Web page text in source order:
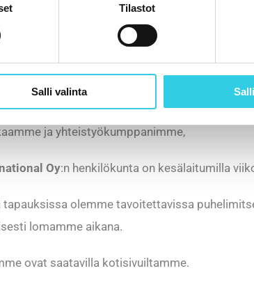
Tilastot
Salli valinta
ja yhteistyökumppanimme,
Oy:n henkilökunta on kesälaitumilla
tapauksissa olemme tavoitettavissa
lomamme aikana.
ovat saatavilla kotisivuiltamme.